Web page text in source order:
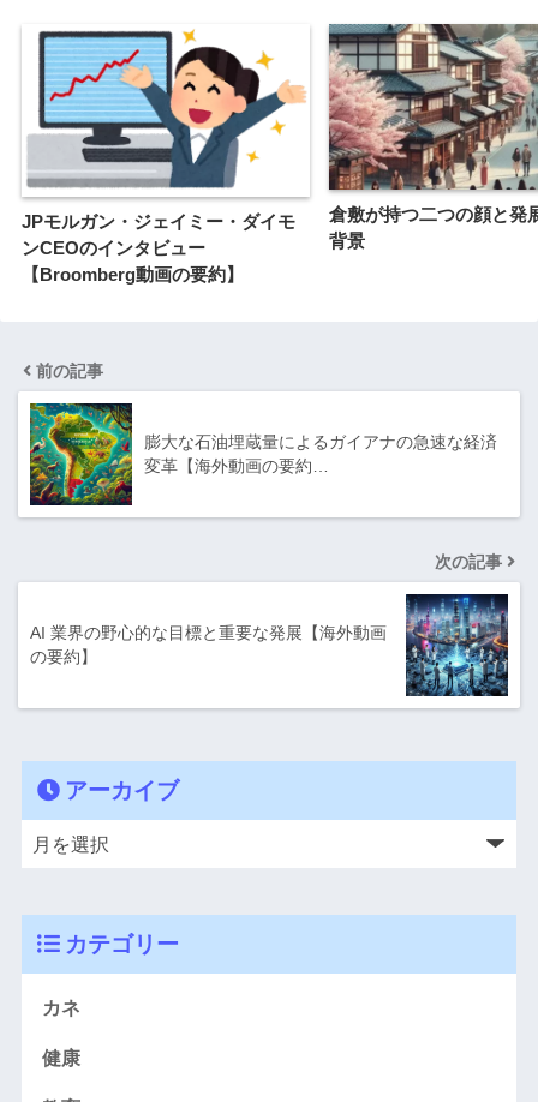
JPモルガン・ジェイミー・ダイモ
ンCEOのインタビュー
【Broomberg動画の要約】
倉敷が持つ二つの顔と発
背景
前の記事
膨大な石油埋蔵量によるガイアナの急速な経済
変革【海外動画の要約…
次の記事
AI 業界の野心的な目標と重要な発展【海外動画
の要約】
アーカイブ
カテゴリー
カネ
健康